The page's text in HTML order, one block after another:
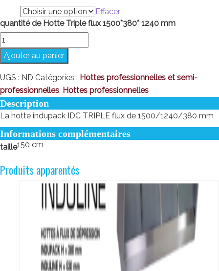
Effacer
quantité de Hotte Triple flux 1500*380* 1240 mm
Ajouter au panier
UGS : ND Catégories : Hottes professionnelles et semi-
professionnelles, Hottes professionnelles
Description
La hotte indupack IDC TRIPLE flux de 1500/1240/380 mm
Informations complémentaires
taille150 cm
Produits apparentés